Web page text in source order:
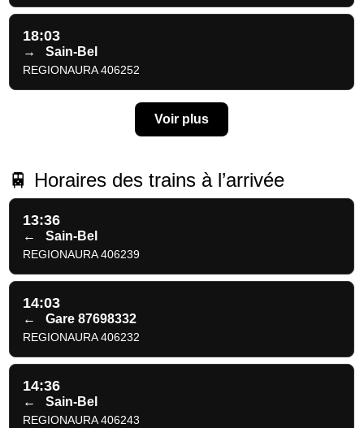
18:03
→ Sain-Bel
REGIONAURA 406252
Voir plus
🚆 Horaires des trains à l’arrivée
13:36
← Sain-Bel
REGIONAURA 406239
14:03
← Gare 87698332
REGIONAURA 406232
14:36
← Sain-Bel
REGIONAURA 406243